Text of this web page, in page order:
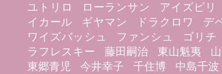
ユトリロ
ローランサン
アイズピリ
イカール
ギヤマン ドラクロワ
デ
ワイズバッシュ
ファンシュ
ゴリチ
ラフレスキー
藤田嗣治 東山魁夷
東郷青児
今井幸子 千住博
中島千波